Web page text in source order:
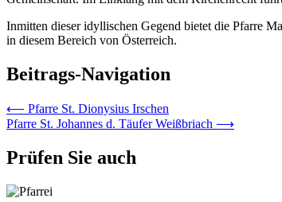
Inmitten dieser idyllischen Gegend bietet die Pfarre
in diesem Bereich von Österreich.
Beitrags-Navigation
⟵ Pfarre St. Dionysius Irschen
Pfarre St. Johannes d. Täufer Weißbriach ⟶
Prüfen Sie auch